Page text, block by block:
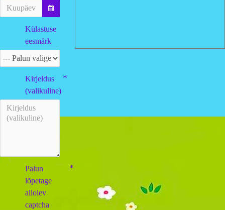
Külastuse
eesmärk
Kirjeldus
(valikuline)
Palun
lõpetage
allolev
captcha